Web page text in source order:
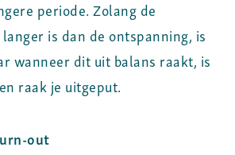
periode. Zolang de
is dan de ontspanning, is
wanneer dit uit balans raakt, is
raak je uitgeput.
out